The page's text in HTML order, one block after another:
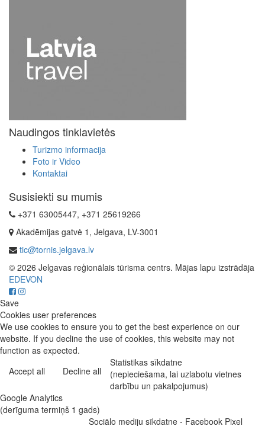
Naudingos tinklavietės
Turizmo informacija
Foto ir Video
Kontaktai
Susisiekti su mumis
+371 63005447, +371 25619266
Akadēmijas gatvė 1, Jelgava, LV-3001
tic@tornis.jelgava.lv
© 2026 Jelgavas reģionālais tūrisma centrs. Mājas lapu izstrādāja
EDEVON
Save
Cookies user preferences
We use cookies to ensure you to get the best experience on our
website. If you decline the use of cookies, this website may not
function as expected.
Accept all
Decline all
Statistikas sīkdatne
(nepieciešama, lai uzlabotu vietnes
darbību un pakalpojumus)
Google Analytics
(derīguma termiņš 1 gads)
Sociālo mediju sīkdatne - Facebook Pixel